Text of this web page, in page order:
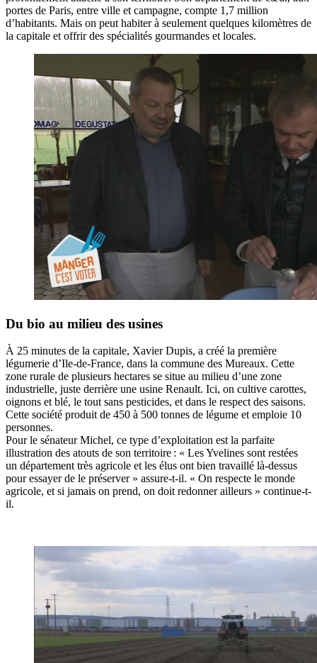
portes de Paris, entre ville et campagne, compte 1,7 million
d’habitants. Mais on peut habiter à seulement quelques kilomètres de
la capitale et offrir des spécialités gourmandes et locales.
Du bio au milieu des usines
À 25 minutes de la capitale, Xavier Dupis, a créé la première
légumerie d’Ile-de-France, dans la commune des Mureaux. Cette
zone rurale de plusieurs hectares se situe au milieu d’une zone
industrielle, juste derrière une usine Renault. Ici, on cultive carottes,
oignons et blé, le tout sans pesticides, et dans le respect des saisons.
Cette société produit de 450 à 500 tonnes de légume et emploie 10
personnes.
Pour le sénateur Michel, ce type d’exploitation est la parfaite
illustration des atouts de son territoire : « Les Yvelines sont restées
un département très agricole et les élus ont bien travaillé là-dessus
pour essayer de le préserver » assure-t-il. « On respecte le monde
agricole, et si jamais on prend, on doit redonner ailleurs » continue-t-
il.